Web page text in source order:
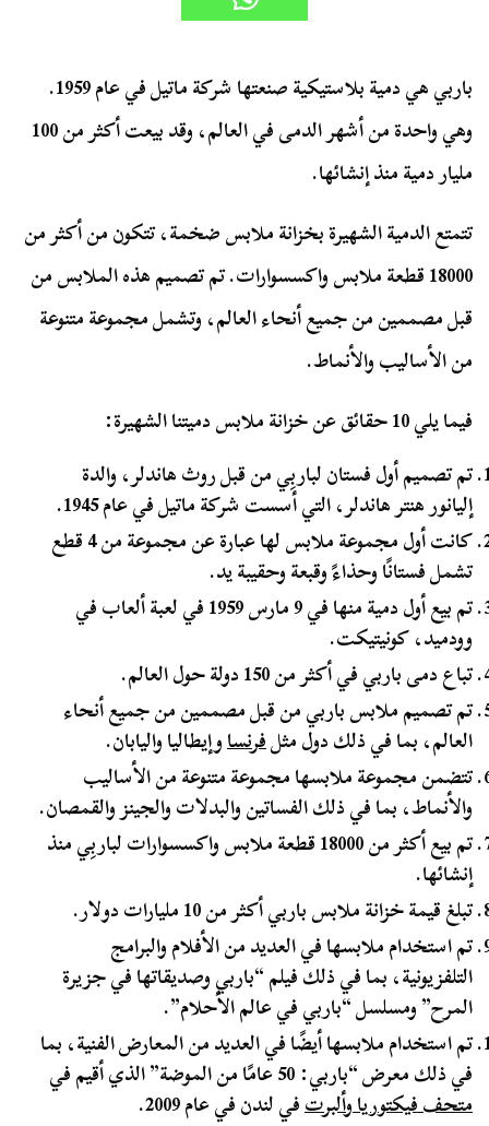
باربي هي دمية بلاستيكية صنعتها شركة ماتيل في عام 1959.
وهي واحدة من أشهر الدمى في العالم، وقد بيعت أكثر من 100
مليار دمية منذ إنشائها.
تتمتع الدمية الشهيرة بخزانة ملابس ضخمة، تتكون من أكثر من
18000 قطعة ملابس واكسسوارات. تم تصميم هذه الملابس من
قبل مصممين من جميع أنحاء العالم، وتشمل مجموعة متنوعة
من الأساليب والأنماط.
فيما يلي 10 حقائق عن خزانة ملابس دميتنا الشهيرة:
تم تصميم أول فستان لباربِي من قبل روث هاندلر، والدة
إليانور هنتر هاندلر، التي أسست شركة ماتيل في عام 1945.
كانت أول مجموعة ملابس لها عبارة عن مجموعة من 4 قطع
تشمل فستانًا وحذاءً وقبعة وحقيبة يد.
تم بيع أول دمية منها في 9 مارس 1959 في لعبة ألعاب في
وودميد، كونيتيكت.
تباع دمى باربي في أكثر من 150 دولة حول العالم.
تم تصميم ملابس باربي من قبل مصممين من جميع أنحاء
العالم، بما في ذلك دول مثلفرنساوإيطاليا واليابان.
تتضمن مجموعة ملابسها مجموعة متنوعة من الأساليب
والأنماط، بما في ذلك الفساتين والبدلات والجينز والقمصان.
تم بيع أكثر من 18000 قطعة ملابس واكسسوارات لباربِي منذ
إنشائها.
تبلغ قيمة خزانة ملابس باربي أكثر من 10 مليارات دولار.
تم استخدام ملابسها في العديد من الأفلام والبرامج
التلفزيونية، بما في ذلك فيلم “باربي وصديقاتها في جزيرة
المرح” ومسلسل “باربي في عالم الأحلام”.
تم استخدام ملابسها أيضًا في العديد من المعارض الفنية، بما
في ذلك معرض “باربي: 50 عامًا من الموضة” الذي أقيم في
متحف فيكتوريا وألبرتفي لندن في عام 2009.